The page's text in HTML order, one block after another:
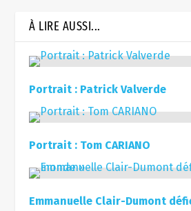
À LIRE AUSSI...
Portrait : Patrick Valverde
Portrait : Tom CARIANO
Emmanuelle Clair-Dumont